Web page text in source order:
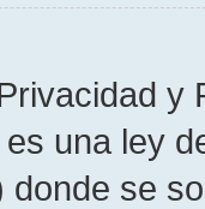
una ley
donde se